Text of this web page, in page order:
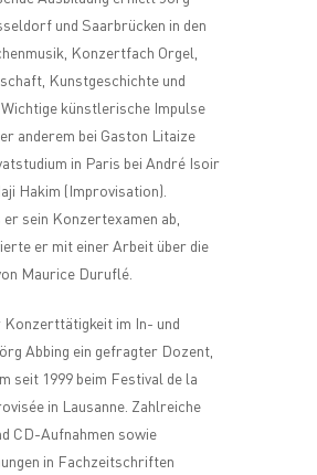
und Saarbrücken in den
Konzertfach Orgel,
Kunstgeschichte und
künstlerische Impulse
anderem bei Gaston Litaize
in Paris bei André Isoir
Hakim (Improvisation).
sein Konzertexamen ab,
er mit einer Arbeit über die
Maurice Duruflé.
Konzerttätigkeit im In- und
Abbing ein gefragter Dozent,
seit 1999 beim Festival de la
in Lausanne. Zahlreiche
CD-Aufnahmen sowie
in Fachzeitschriften